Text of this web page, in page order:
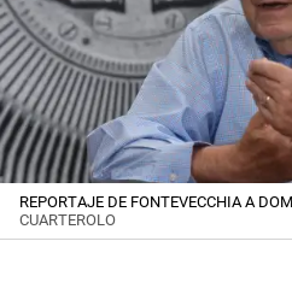
REPORTAJE DE FONTEVECCHIA A
CUARTEROLO